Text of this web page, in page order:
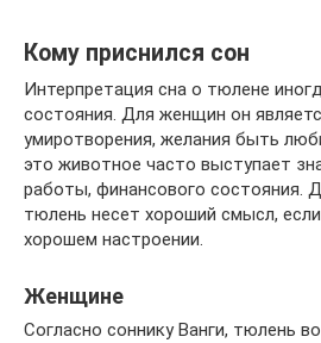
Кому приснился сон
Интерпретация сна о тюлене
состояния. Для женщин он
умиротворения, желания быть
это животное часто выступает
работы, финансового состояния.
тюлень несет хороший смысл,
хорошем настроении.
Женщине
Согласно соннику Ванги, тюлень